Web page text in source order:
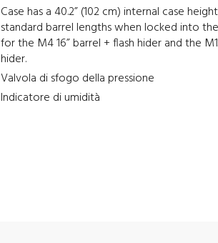
Case has a 40.2” (102 cm) internal case
standard barrel lengths when locked into
for the M4 16” barrel + flash hider and the
hider.
Valvola di sfogo della pressione
Indicatore di umidità